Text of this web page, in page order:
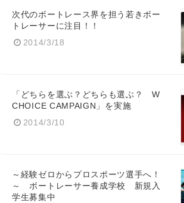
次代のボートレース界を担う若きボー
トレーサーに注目！！
2014/3/18
「どちらを選ぶ？どちらも選ぶ？ W
CHOICE CAMPAIGN」を実施
2014/3/10
～経験ゼロからプロスポーツ選手へ！
～ ボートレーサー養成学校 新規入
学生募集中